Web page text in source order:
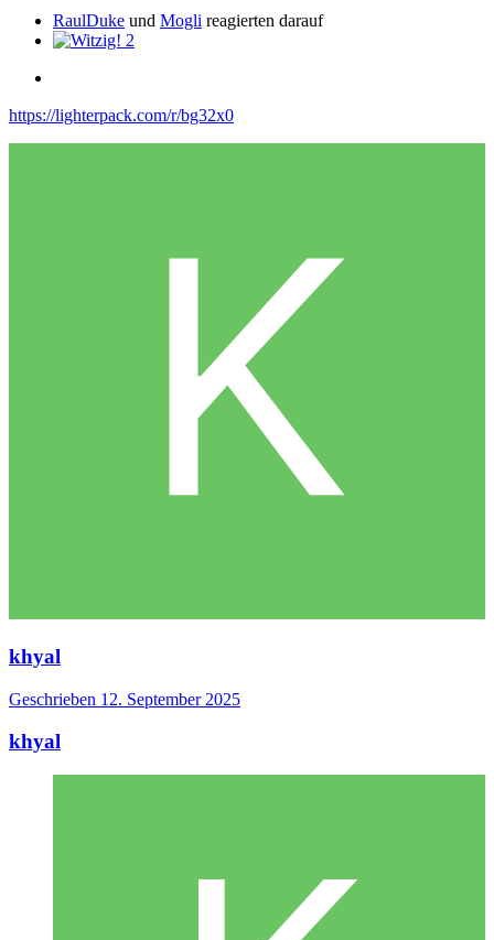
RaulDuke und Mogli reagierten darauf
2
https://lighterpack.com/r/bg32x0
khyal
Geschrieben 12. September 2025
khyal